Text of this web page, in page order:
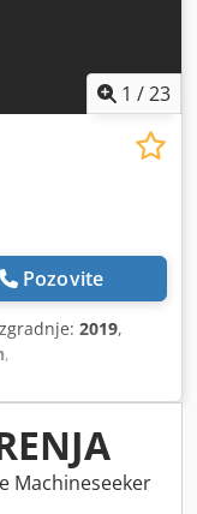
1 /23
Pozovite
2019,
,
Machineseeker